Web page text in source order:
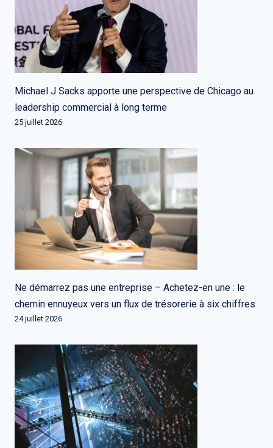
Michael J Sacks apporte une perspective de Chicago au
leadership commercial à long terme
25 juillet 2026
Ne démarrez pas une entreprise – Achetez-en une : le
chemin ennuyeux vers un flux de trésorerie à six chiffres
24 juillet 2026